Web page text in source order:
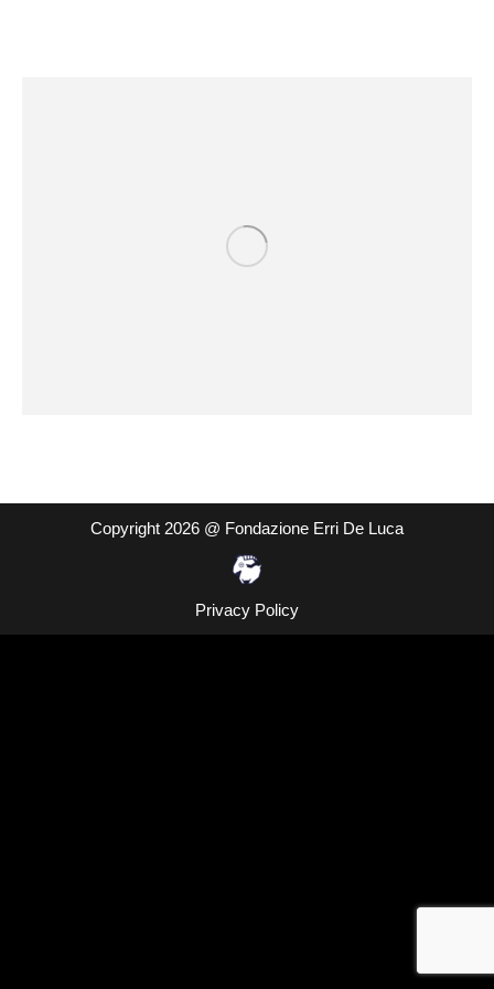
Copyright 2026 @ Fondazione Erri De Luca
Privacy Policy